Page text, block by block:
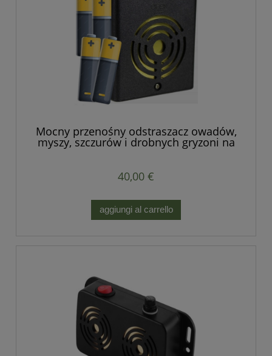
Mocny przenośny odstraszacz owadów,
myszy, szczurów i drobnych gryzoni na
40,00 €
aggiungi al carrello